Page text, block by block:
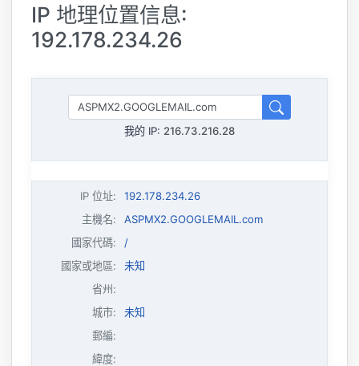
IP 地理位置信息:
192.178.234.26
我的 IP: 216.73.216.28
IP 位址:
192.178.234.26
主機名:
ASPMX2.GOOGLEMAIL.com
國家代碼:
/
國家或地區:
未知
省州:
城市:
未知
郵編:
緯度: